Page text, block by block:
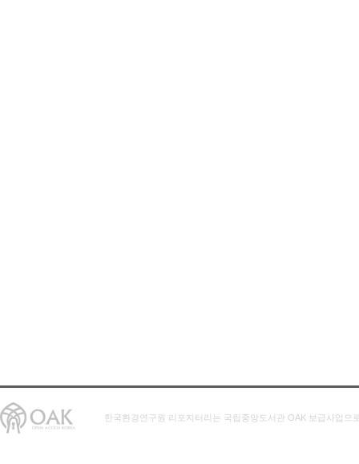
한국환경연구원 리포지터리는 국립중앙도서관 OAK 보급사업